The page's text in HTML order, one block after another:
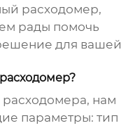
расходомер,
рады помочь
для вашей
нам
параметры: тип